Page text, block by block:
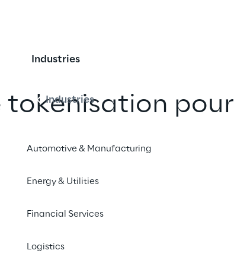
Industries
Industries
Automotive & Manufacturing
Energy & Utilities
Financial Services
Logistics
pour
institutions financières.